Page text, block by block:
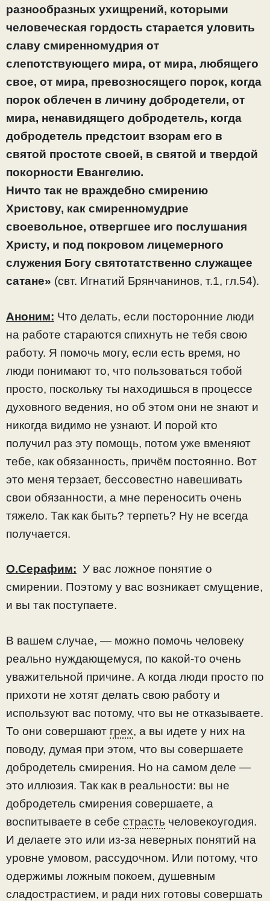
разнообразных ухищрений, которыми
человеческая гордость старается уловить
славу смиренномудрия от
слепотствующего мира, от мира, любящего
свое, от мира, превозносящего порок, когда
порок облечен в личину добродетели, от
мира, ненавидящего добродетель, когда
добродетель предстоит взорам его в
святой простоте своей, в святой и твердой
покорности Евангелию.
Ничто так не враждебно смирению
Христову, как смиренномудрие
своевольное, отвергшее иго послушания
Христу, и под покровом лицемерного
служения Богу святотатственно служащее
сатане» (свт. Игнатий Брянчанинов, т.1, гл.54).
Аноним: Что делать, если посторонние люди
на работе стараются спихнуть не тебя свою
работу. Я помочь могу, если есть время, но
люди понимают то, что пользоваться тобой
просто, поскольку ты находишься в процессе
духовного ведения, но об этом они не знают и
никогда видимо не узнают. И порой кто
получил раз эту помощь, потом уже вменяют
тебе, как обязанность, причём постоянно. Вот
это меня терзает, бессовестно навешивать
свои обязанности, а мне переносить очень
тяжело. Так как быть? терпеть? Ну не всегда
получается.
О.Серафим: У вас ложное понятие о
смирении. Поэтому у вас возникает смущение,
и вы так поступаете.
В вашем случае, — можно помочь человеку
реально нуждающемуся, по какой-то очень
уважительной причине. А когда люди просто по
прихоти не хотят делать свою работу и
используют вас потому, что вы не отказываете.
То они совершают грех, а вы идете у них на
поводу, думая при этом, что вы совершаете
добродетель смирения. Но на самом деле —
это иллюзия. Так как в реальности: вы не
добродетель смирения совершаете, а
воспитываете в себе страсть человекоугодия.
И делаете это или из-за неверных понятий на
уровне умовом, рассудочном. Или потому, что
одержимы ложным покоем, душевным
сладострастием, и ради них готовы совершать